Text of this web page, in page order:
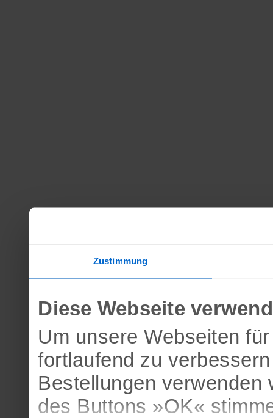
Zustimmung
Diese Webseite
Um unsere Webseiten
fortlaufend zu
Bestellungen
des Buttons »OK«